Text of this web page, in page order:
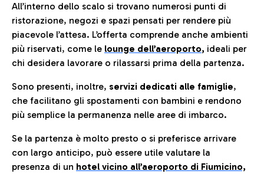
All’interno dello scalo si trovano numerosi punti di
ristorazione, negozi e spazi pensati per rendere più
piacevole l’attesa. L’offerta comprende anche ambienti
più riservati, come le lounge dell’aeroporto, ideali per
chi desidera lavorare o rilassarsi prima della partenza.
Sono presenti, inoltre, servizi dedicati alle famiglie,
che facilitano gli spostamenti con bambini e rendono
più semplice la permanenza nelle aree di imbarco.
Se la partenza è molto presto o si preferisce arrivare
con largo anticipo, può essere utile valutare la
presenza di un hotel vicino all’aeroporto di Fiumicino,